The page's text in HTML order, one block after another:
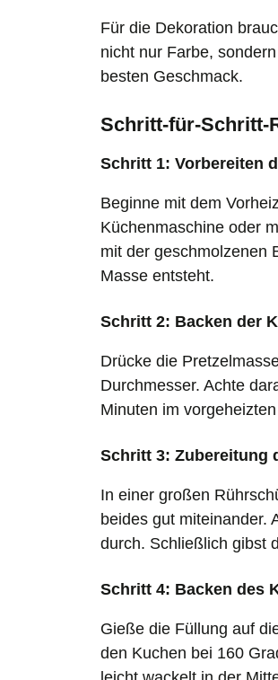
Für die Dekoration
nicht nur Farbe,
besten Geschmack.
Schritt-für-Schritt-
Schritt 1: Vorbereiten
Beginne mit dem
Küchenmaschine oder
mit der geschmolzenen
Masse entsteht.
Schritt 2: Backen der
Drücke die
Durchmesser. Achte
Minuten im
Schritt 3: Zubereitung
In einer großen
beides gut miteinander.
durch. Schließlich gibst
Schritt 4: Backen des
Gieße die Füllung auf
den Kuchen bei 160